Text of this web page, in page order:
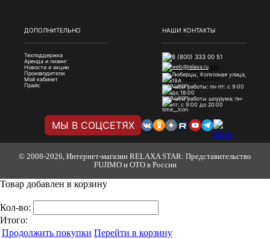
ДОПОЛНИТЕЛЬНО
Техподдержка
Аренда и лизинг
Новости и акции
Производители
Мой кабинет
Прайс
НАШИ КОНТАКТЫ
8 (800) 333 00 51
web@relaxa.ru
Люберцы, Колхозная улица,
19А
Часы работы: пн-пт: с 9:00
до 18:00
Часы работы шоурума: пн-
пт: с 9:00 до 20:00
МЫ В СОЦСЕТЯХ
© 2008-2026, Интернет-магазин RELAXA STAR: Представительство
FUJIMO и OTO в России
Товар добавлен в корзину
Кол-во:
Итого:
Продолжить покупки Перейти в корзину